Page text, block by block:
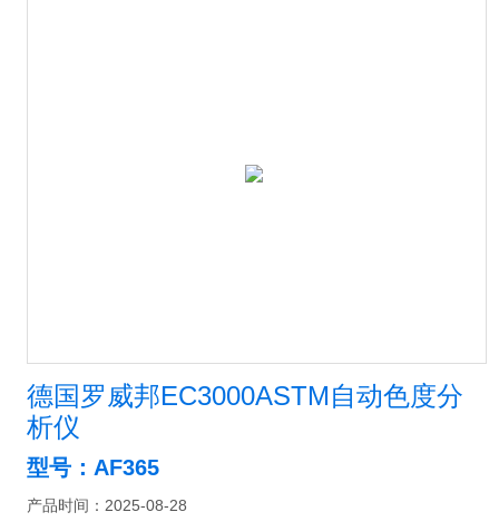
德国罗威邦EC3000ASTM自动色度分
析仪
型号：AF365
产品时间：2025-08-28